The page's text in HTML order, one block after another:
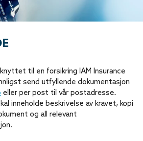
til en forsikring IAM Insurance
send utfyllende dokumentasjon
eller per post til vår postadresse.
inneholde beskrivelse av kravet, kopi
og all relevant